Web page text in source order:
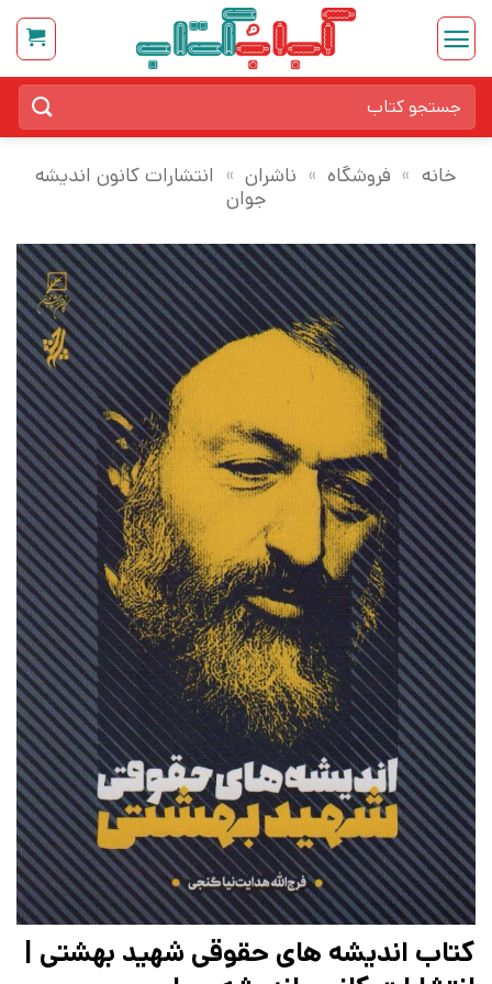
Skip
content
برای:
خانه » فروشگاه » ناشران » انتشارات کانون اندیشه
جوان
کتاب اندیشه های حقوقی شهید بهشتی |